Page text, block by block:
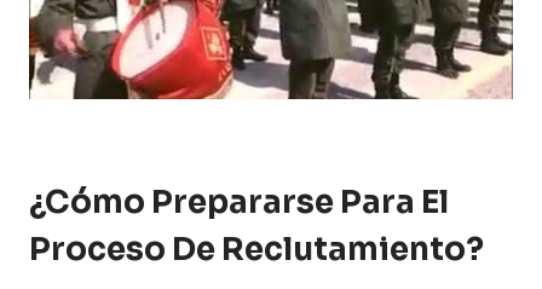
¿Cómo Prepararse Para El
Proceso De Reclutamiento?